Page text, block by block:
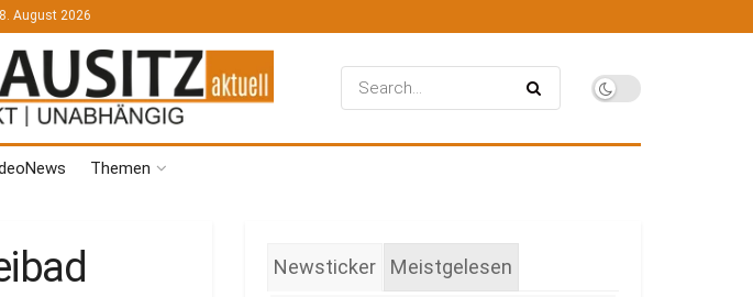
August 2026
Themen
Newsticker Meistgelesen